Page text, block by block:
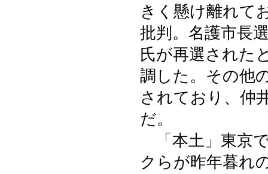
きく懸け離れて
批判。名護市長
氏が再選された
調した。その他
されており、仲
だ。
「本土」東京
クらが昨年暮れ